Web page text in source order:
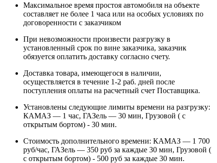
Максимальное время простоя автомобиля на объекте
составляет не более 1 часа или на особых условиях по
договоренности с заказчиком
При невозможности произвести разгрузку в
установленный срок по вине заказчика, заказчик
обязуется оплатить доставку согласно счету.
Доставка товара, имеющегося в наличии,
осуществляется в течение 1-2 раб. дней после
поступления оплаты на расчетный счет Поставщика.
Установлены следующие лимиты времени на разгрузку:
КАМАЗ — 1 час, ГАЗель — 30 мин, Грузовой ( с
открытым бортом) - 30 мин.
Стоимость дополнительного времени: КАМАЗ — 1 700
руб/час, ГАЗель — 350 руб за каждые 30 мин, Грузовой (
с открытым бортом) - 500 руб за каждые 30 мин.